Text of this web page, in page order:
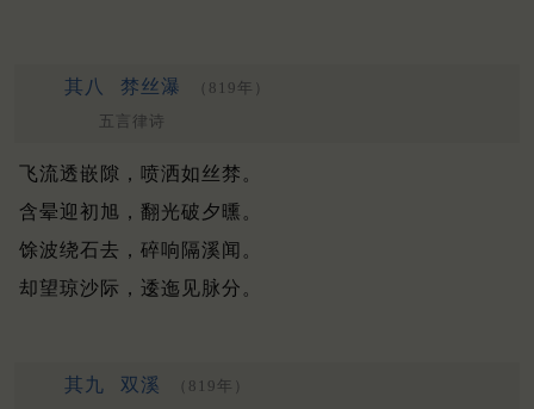
其八 棼丝瀑
（819年）
五言律诗
飞流透嵌隙，喷洒如丝棼。
含晕迎初旭，翻光破夕曛。
馀波绕石去，碎响隔溪闻。
却望琼沙际，逶迤见脉分。
其九 双溪
（819年）